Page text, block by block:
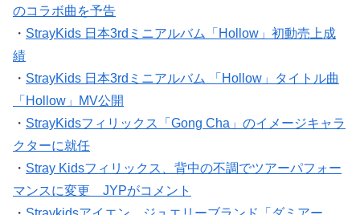
のコラボ曲を予告
・ StrayKids 日本3rdミニアルバム「Hollow」初動売上成
績
・ StrayKids 日本3rdミニアルバム 「Hollow」タイトル曲
「Hollow」MV公開
・ StrayKidsフィリックス「Gong Cha」のイメージキャラ
クターに就任
・ Stray Kidsフィリックス、背中の不調でツアーパフォー
マンスに変更 JYPがコメント